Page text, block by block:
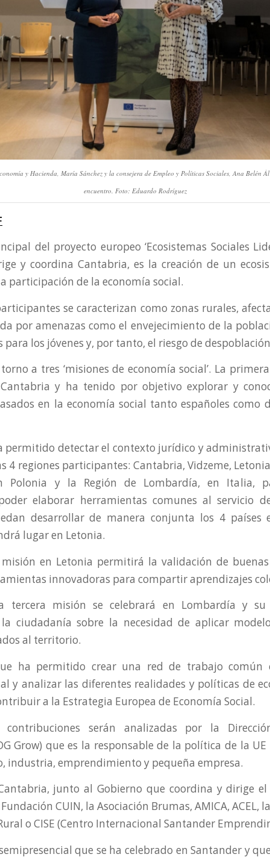
y Hacienda, María Sánchez y la consejera de Empleo y Políticas Sociales, Ana Belén
encuentro. Foto: Eduardo Rodríguez
del proyecto europeo ‘Ecosistemas Sociales
y coordina Cantabria, es la creación de un
participación de la economía social.
se caracterizan como zonas rurales,
por amenazas como el envejecimiento de la
los jóvenes y, por tanto, el riesgo de
a tres ‘misiones de economía social’. La
y ha tenido por objetivo explorar y
en la economía social tanto españoles como
permitido detectar el contexto jurídico y
4 regiones participantes: Cantabria, Vidzeme,
Polonia y la Región de Lombardía, en Italia,
elaborar herramientas comunes al servicio
desarrollar de manera conjunta los 4 países
lugar en Letonia.
misión en Letonia permitirá la validación de
innovadoras para compartir aprendizajes
tercera misión se celebrará en Lombardía y
ciudadanía sobre la necesidad de aplicar
al territorio.
ha permitido crear una red de trabajo
y analizar las diferentes realidades y políticas de
a la Estrategia Europea de Economía Social.
serán analizadas por la
Grow) que es la responsable de la política de la
industria, emprendimiento y pequeña empresa.
junto al Gobierno que coordina y dirige
CUIN, la Asociación Brumas, AMICA, ACEL,
o CISE (Centro Internacional Santander
que se ha celebrado en Santander y